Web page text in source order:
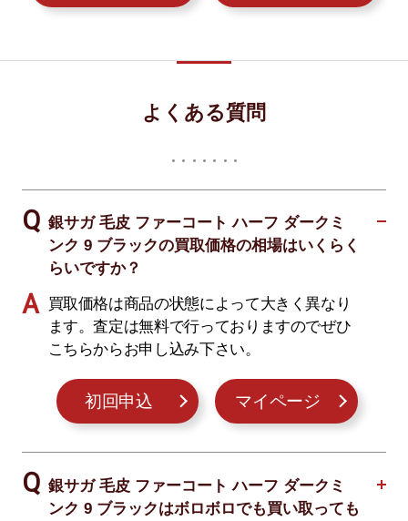
よくある質問
銀サガ 毛皮 ファーコート ハーフ ダークミ
ンク 9 ブラックの買取価格の相場はいくらく
らいですか？
買取価格は商品の状態によって大きく異なり
ます。査定は無料で行っておりますのでぜひ
こちらからお申し込み下さい。
初回申込 マイページ
銀サガ 毛皮 ファーコート ハーフ ダークミ
ンク 9 ブラックはボロボロでも買い取っても